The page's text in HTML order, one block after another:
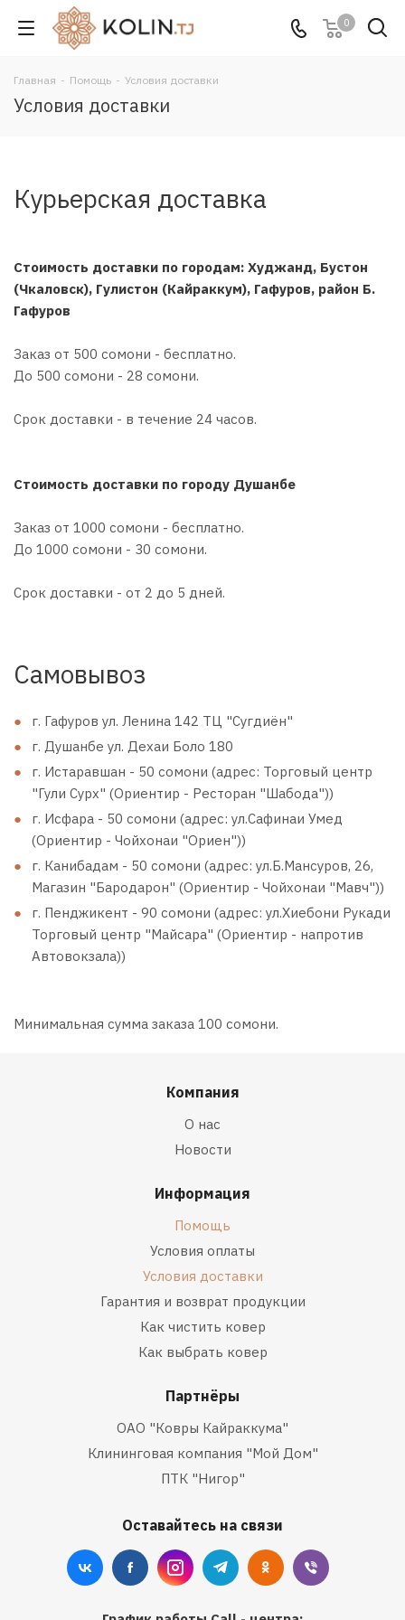
0
Главная - Помощь - Условия доставки
Условия доставки
Курьерская доставка
Стоимость доставки по городам: Худжанд, Бустон
(Чкаловск), Гулистон (Кайраккум), Гафуров, район Б.
Гафуров
Заказ от 500 сомони - бесплатно.
До 500 сомони - 28 сомони.
Срок доставки - в течение 24 часов.
Стоимость доставки по городу Душанбе
Заказ от 1000 сомони - бесплатно.
До 1000 сомони - 30 сомони.
Срок доставки - от 2 до 5 дней.
Самовывоз
г. Гафуров ул. Ленина 142 ТЦ "Сугдиён"
г. Душанбе ул. Дехаи Боло 180
г. Истаравшан - 50 сомони (адрес: Торговый центр
"Гули Сурх" (Ориентир - Ресторан "Шабода"))
г. Исфара - 50 сомони (адрес: ул.Сафинаи Умед
(Ориентир - Чойхонаи "Ориен"))
г. Канибадам - 50 сомони (адрес: ул.Б.Мансуров, 26,
Магазин "Бародарон" (Ориентир - Чойхонаи "Мавч"))
г. Пенджикент - 90 сомони (адрес: ул.Хиебони Рукади
Торговый центр "Майсара" (Ориентир - напротив
Автовокзала))
Минимальная сумма заказа 100 сомони.
Компания
О нас
Новости
Информация
Помощь
Условия оплаты
Условия доставки
Гарантия и возврат продукции
Как чистить ковер
Как выбрать ковер
Партнёры
ОАО "Ковры Кайраккума"
Клининговая компания "Мой Дом"
ПТК "Нигор"
Оставайтесь на связи